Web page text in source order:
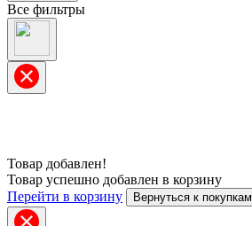
Все фильтры
Товар добавлен!
Товар успешно добавлен в корзину
Перейти в корзину
Вернуться к покупкам